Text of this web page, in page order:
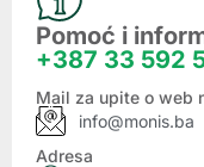
Pomoć i
+387 33 592
Mail za upite o web
info@monis.ba
Adresa